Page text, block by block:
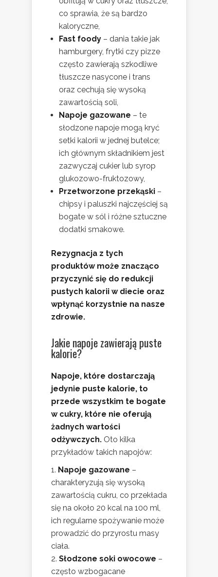
co sprawia, że są bardzo
kaloryczne,
Fast foody – dania takie jak
hamburgery, frytki czy pizze
często zawierają szkodliwe
tłuszcze nasycone i trans
oraz cechują się wysoką
zawartością soli,
Napoje gazowane – te
słodzone napoje mogą kryć
setki kalorii w jednej butelce;
ich głównym składnikiem jest
zazwyczaj cukier lub syrop
glukozowo-fruktozowy,
Przetworzone przekąski –
chipsy i paluszki najczęściej są
bogate w sól i różne sztuczne
dodatki smakowe.
Rezygnacja z tych
produktów może znacząco
przyczynić się do redukcji
pustych kalorii w diecie oraz
wpłynąć korzystnie na nasze
zdrowie.
Jakie napoje zawierają puste
kalorie?
Napoje, które dostarczają
jedynie puste kalorie, to
przede wszystkim te bogate
w cukry, które nie oferują
żadnych wartości
odżywczych. Oto kilka
przykładów takich napojów:
Napoje gazowane –
charakteryzują się wysoką
zawartością cukru, co przekłada
się na około 20 kcal na 100 ml,
ich regularne spożywanie może
prowadzić do przyrostu masy
ciała.
Słodzone soki owocowe –
często wzbogacane